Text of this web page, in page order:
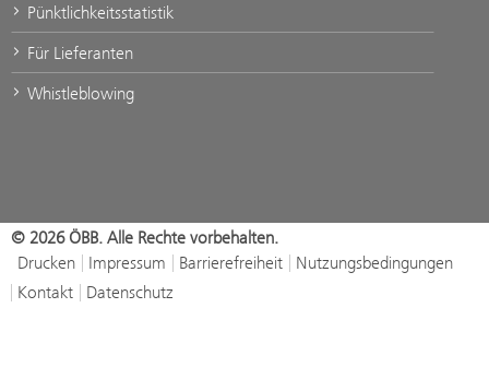
Pünktlichkeitsstatistik
Für Lieferanten
Whistleblowing
© 2026 ÖBB. Alle Rechte vorbehalten.
Drucken
Impressum Barrierefreiheit
Nutzungsbedingungen
Kontakt
Datenschutz